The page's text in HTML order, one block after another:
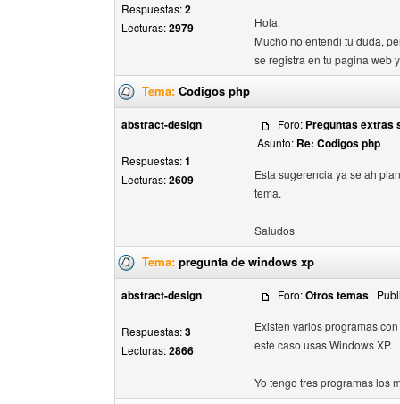
Respuestas:2
Lecturas:2979
Hola.
Mucho no entendi tu duda,
se registra en tu pagina web
Tema: Codigos php
abstract-design
Respuestas:1
Lecturas:2609
Foro: Preguntas extras
Asunto: Re: Codigos php
Esta sugerencia ya se ah
tema.
Saludos
Tema: pregunta de windows xp
abstract-design
Respuestas:3
Lecturas:2866
Foro:Otros temas
Existen varios programas
este caso usas Windows XP.
Yo tengo tres programas los